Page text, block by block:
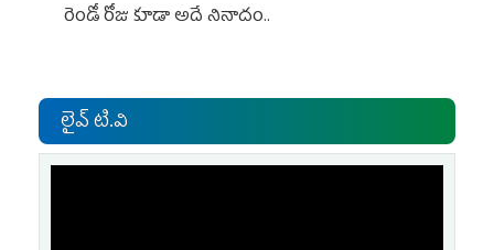
రెండో రోజు కూడా అదే నినాదం..
లైవ్ టి.వి